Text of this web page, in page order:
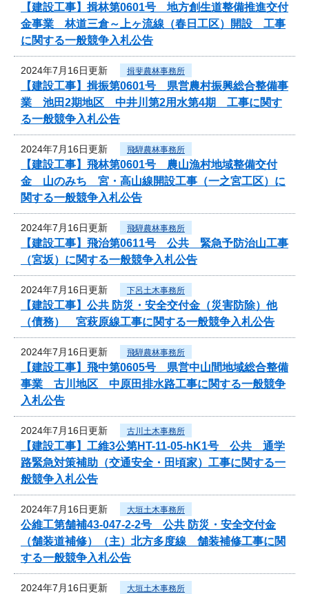
【建設工事】揖林第0601号 地方創生道整備推進交付
金事業 林道三倉～上ヶ流線（春日工区）開設 工事
に関する一般競争入札公告
2024年7月16日更新 揖斐農林事務所
【建設工事】揖振第0601号 県営農村振興総合整備事
業 池田2期地区 中井川第2用水第4期 工事に関す
る一般競争入札公告
2024年7月16日更新 飛騨農林事務所
【建設工事】飛林第0601号 農山漁村地域整備交付
金 山のみち 宮・高山線開設工事（一之宮工区）に
関する一般競争入札公告
2024年7月16日更新 飛騨農林事務所
【建設工事】飛治第0611号 公共 緊急予防治山工事
（宮坂）に関する一般競争入札公告
2024年7月16日更新 下呂土木事務所
【建設工事】公共 防災・安全交付金（災害防除）他
（債務） 宮萩原線工事に関する一般競争入札公告
2024年7月16日更新 飛騨農林事務所
【建設工事】飛中第0605号 県営中山間地域総合整備
事業 古川地区 中原田排水路工事に関する一般競争
入札公告
2024年7月16日更新 古川土木事務所
【建設工事】工維3公第HT-11-05-hK1号 公共 通学
路緊急対策補助（交通安全・田頃家）工事に関する一
般競争入札公告
2024年7月16日更新 大垣土木事務所
公維工第舗補43-047-2-2号 公共 防災・安全交付金
（舗装道補修）（主）北方多度線 舗装補修工事に関
する一般競争入札公告
2024年7月16日更新 大垣土木事務所